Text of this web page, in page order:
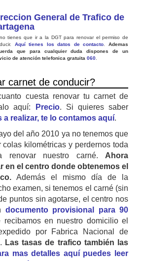
General de Trafico de
tienes que ir a la DGT para renovar el permiso de
Aquí tienes los datos de contacto .Ademas
que para cualquier duda dispones de un
de atención telefonica gratuita 060
carnet de conducir?
cuesta renovar tu carnet de
aquí:
Precio. Si quieres saber
a realizar, te lo contamos aquí.
del año 2010 ya no tenemos que
colas kilométricas y perdernos toda
renovar nuestro carné. Ahora
en el centro donde obtenemos el
Además el mismo día de la
examen, si tenemos el carné (sin
puntos sin agotarse, el centro nos
documento provisional para 90
en nuestro domicilio el
por Fabrica Nacional de
Las tasas de trafico también las
mas detalles aquí puedes leer